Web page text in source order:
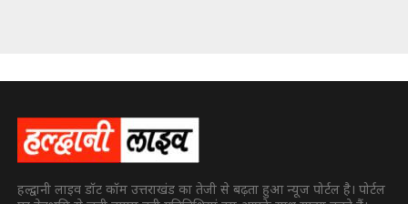
हल्द्वानी लाइव डॉट कॉम उत्तराखंड का तेजी से बढ़ता हुआ न्यूज पोर्टल है। पोर्टल